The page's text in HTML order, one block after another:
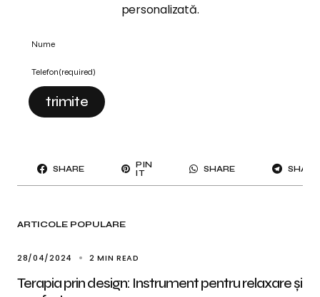
ARTICOLE POPULARE
28/04/2024 2 MIN READ
Terapia prin design: Instrument pentru relaxare și
personalizată.
Nume
Telefon(required)
trimite
SHARE
PIN
IT
SHARE SHARE